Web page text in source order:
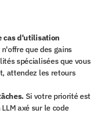
cas d'utilisation
que des gains
spécialisées que vous
attendez les retours
Si votre priorité est
axé sur le code